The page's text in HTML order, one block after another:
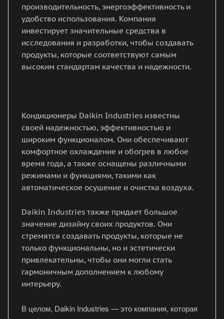
производительность, энергоэффективность и
удобство использования. Компания
инвестирует значительные средства в
исследования и разработки, чтобы создавать
продукты, которые соответствуют самым
высоким стандартам качества и надежности.
Кондиционеры Daikin Industries известны
своей надежностью, эффективностью и
широким функционалом. Они обеспечивают
комфортное охлаждение и обогрев в любое
время года, а также оснащены различными
режимами и функциями, такими как
автоматическое осушение и очистка воздуха.
Daikin Industries также придает большое
значение дизайну своих продуктов. Они
стремятся создавать продукты, которые не
только функциональны, но и эстетически
привлекательны, чтобы они могли стать
гармоничным дополнением к любому
интерьеру.
В целом, Daikin Industries — это компания, которая